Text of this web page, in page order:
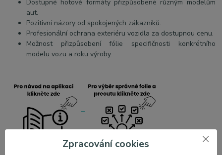
Dostupné hotové formáty přizpůsobené různým modelům
aut.
Pozitivní názory od spokojených zákazníků.
Profesionální ochrana exteriéru vozidla za dostupnou cenu.
Možnost přizpůsobení fólie specifičnosti konkrétního
modelu vozu a roku výroby.
Zpracování cookies